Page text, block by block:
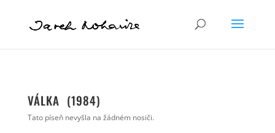
VÁLKA (1984)
Tato píseň nevyšla na žádném nosiči.